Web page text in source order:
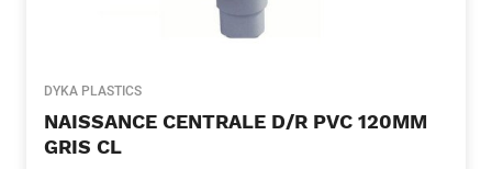
DYKA PLASTICS
NAISSANCE CENTRALE D/R PVC 120MM
GRIS CL